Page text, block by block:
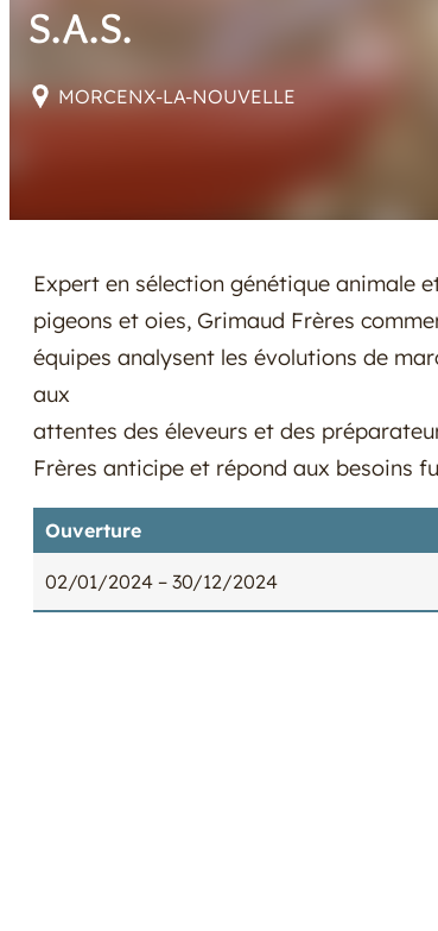
S.A.S.
MORCENX-LA-NOUVELLE
Expert en sélection génétique animale
pigeons et oies, Grimaud Frères
équipes analysent les évolutions de
aux
attentes des éleveurs et des
Frères anticipe et répond aux besoins
Ouverture
02/01/2024 – 30/12/2024